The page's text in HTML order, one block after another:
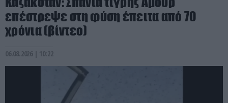
επέστρεψε στη φύση έπειτα από 70
χρόνια (βίντεο)
06.08.2026 | 10:22